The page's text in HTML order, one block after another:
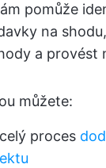
pomůže
na
a provést
můžete:
proces